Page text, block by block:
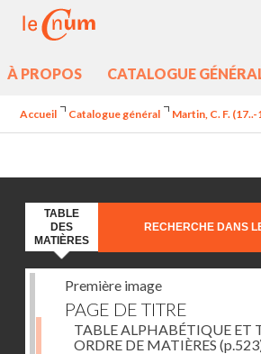
À PROPOS CATALOGUE
Accueil Catalogue général Martin, C. F.
TABLE
DES
MATIÈRES
RECHERCHE DANS
Première image
PAGE DE TITRE
TABLE ALPHABÉTIQUE ET
ORDRE DE MATIÈRES